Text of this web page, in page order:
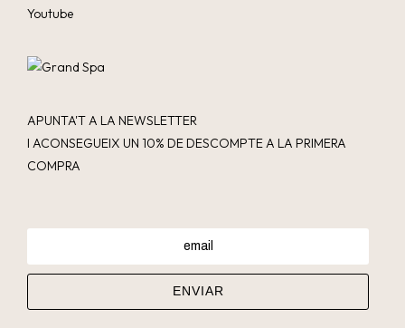
Youtube
APUNTA'T A LA NEWSLETTER
I ACONSEGUEIX UN 10% DE DESCOMPTE A LA PRIMERA
COMPRA